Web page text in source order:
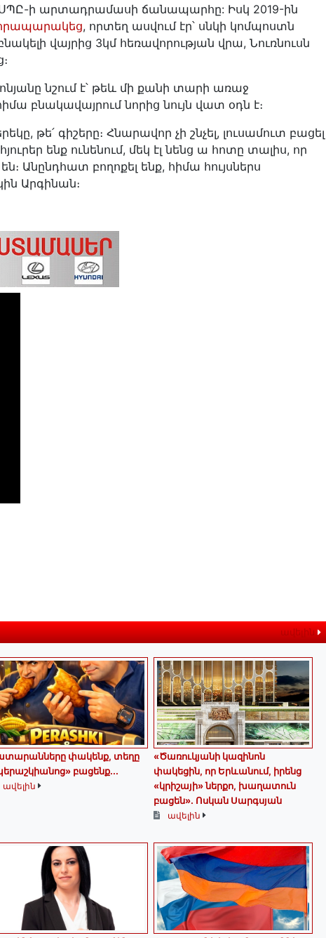
ՍՊԸ-ի արտադրամասի ճանապարհը: Իսկ 2019-ին
, որտեղ ասվում էր՝ սնկի կոմպոստն
վայրից 3կմ հեռավորության վրա, Նուռնուսն
նշում է՝ թեև մի քանի տարի առաջ
բնակավայրում նորից նույն վատ օդն է։
թե՛ գիշերը։ Հնարավոր չի շնչել, լուսամուտ բացել
ենք ունենում, մեկ էլ նենց ա հոտը տալիս, որ
Անընդհատ բողոքել ենք, հիմա հույսներս
Արգինան։
ավելին
փակենք, տեղը
բացենք․․․
ավելին
«Ծառուկյանի կազինոն
փակեցին, որ Երևանում, իրենց
«կրիշայի» ներքո, խաղատուն
բացեն»․ Ոսկան Սարգսյան
ավելին